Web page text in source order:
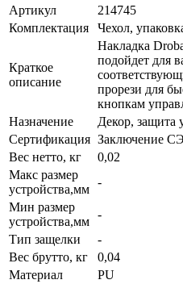
Артикул
214745
Комплектация
Чехол,
Краткое
описание
Накладка
подойдет для
прорези для
кнопкам
Назначение
Декор, защита
Сертификация Заключение
Вес нетто, кг
0,02
Макс размер
устройства,мм
-
Мин размер
устройства,мм
-
Тип защелки
-
Вес брутто, кг
0,04
Материал
PU